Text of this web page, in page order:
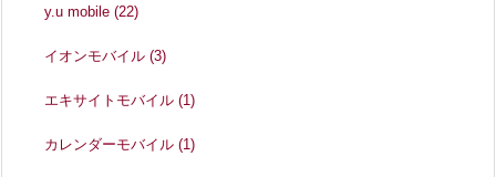
y.u mobile(22)
イオンモバイル(3)
エキサイトモバイル(1)
カレンダーモバイル(1)